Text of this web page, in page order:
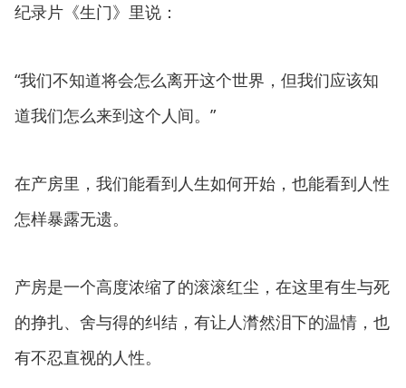
纪录片《生门》里说：
“我们不知道将会怎么离开这个世界，但我们应该知
道我们怎么来到这个人间。”
在产房里，我们能看到人生如何开始，也能看到人性
怎样暴露无遗。
产房是一个高度浓缩了的滚滚红尘，在这里有生与死
的挣扎、舍与得的纠结，有让人潸然泪下的温情，也
有不忍直视的人性。